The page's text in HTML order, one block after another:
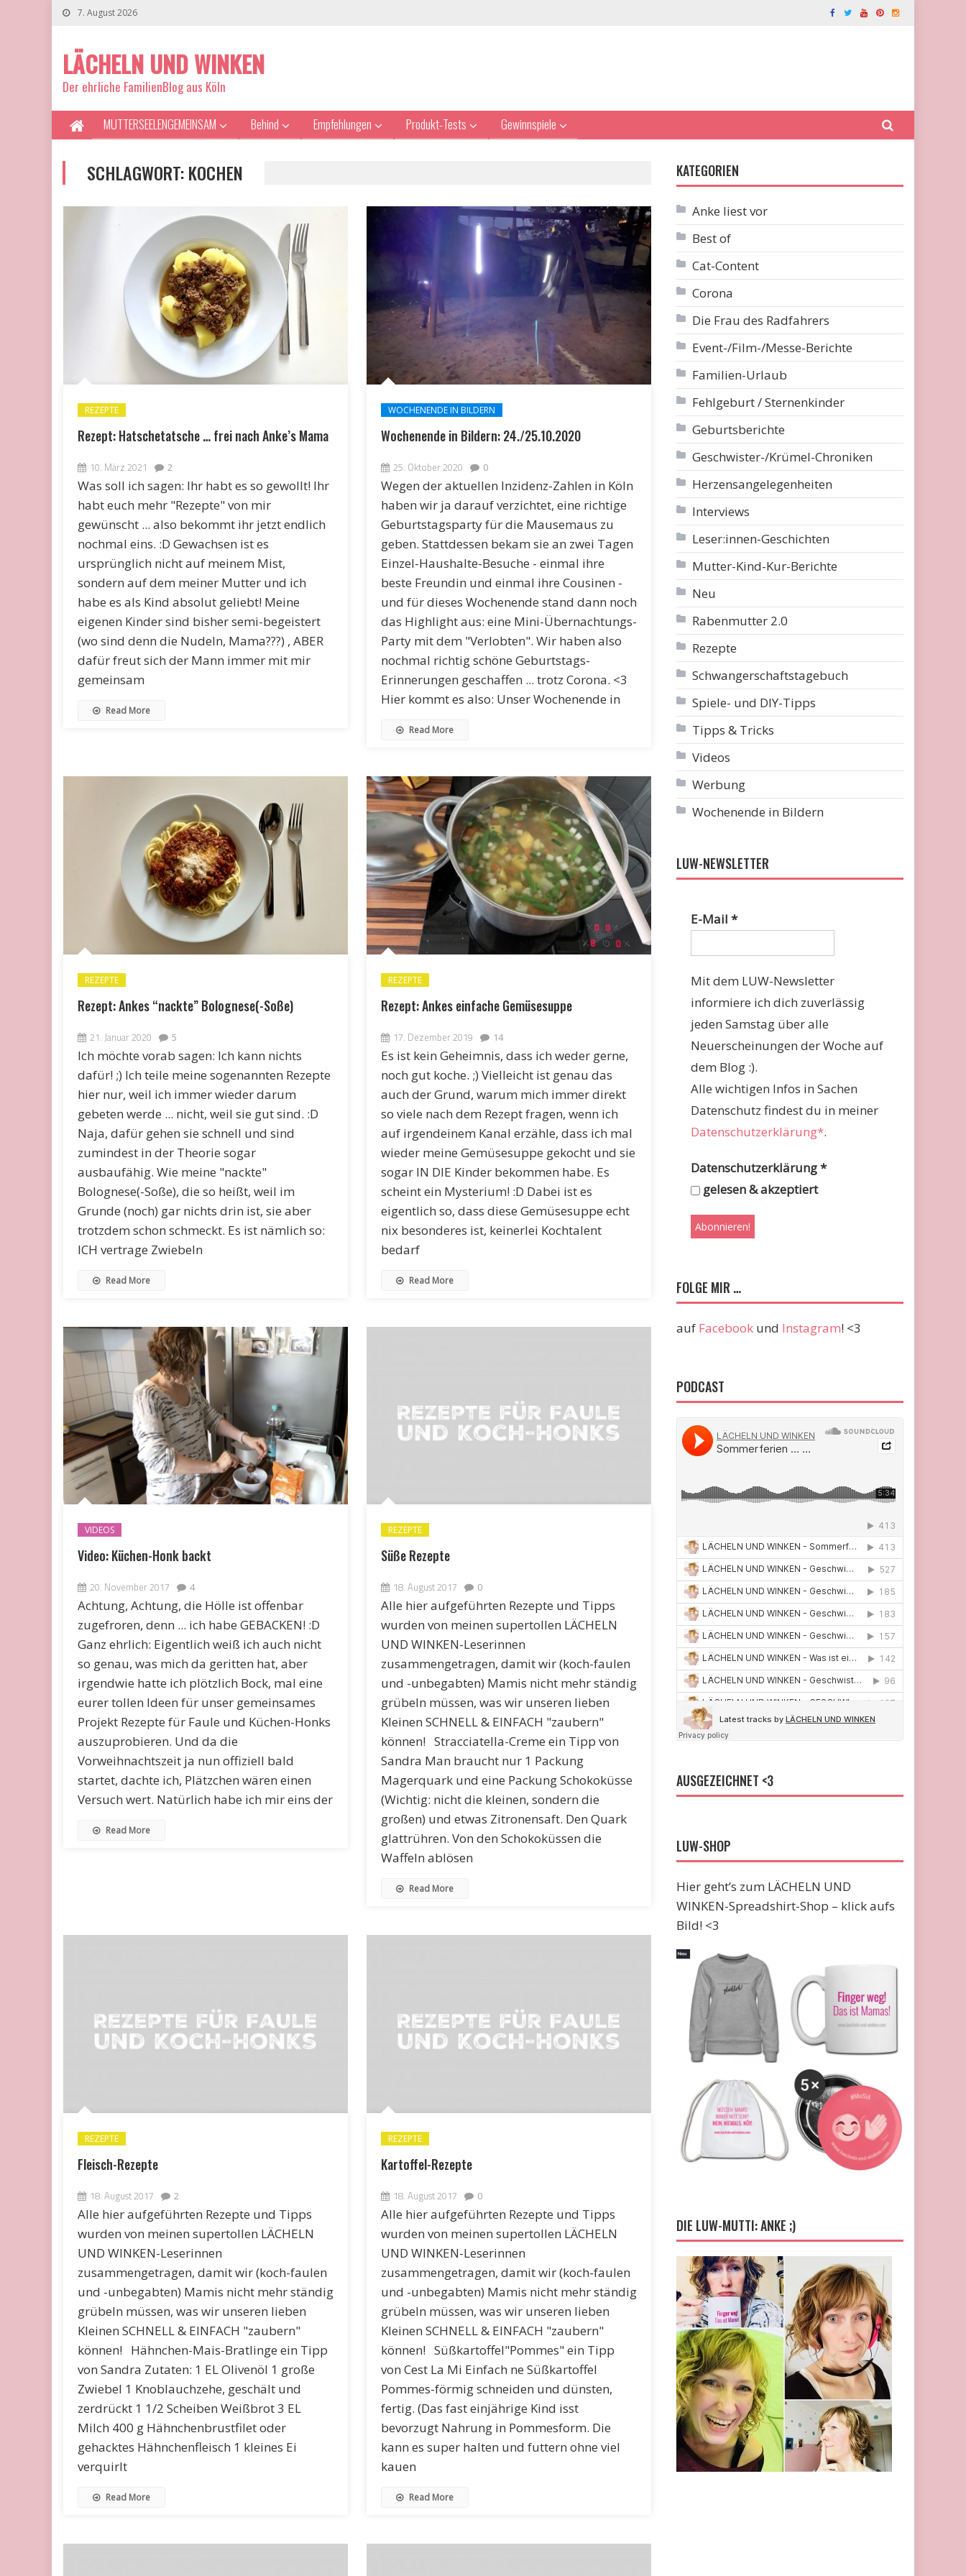
7. August 2026
LÄCHELN UND WINKEN
Der ehrliche FamilienBlog aus Köln
MUTTERSEELENGEMEINSAM Behind Empfehlungen Produkt-Tests Gewinnspiele
SCHLAGWORT:KOCHEN
REZEPTE
Rezept: Hatschetatsche … frei nach Anke’s Mama
10. März 2021 2
Was soll ich sagen: Ihr habt es so gewollt! Ihr
habt euch mehr "Rezepte" von mir
gewünscht ... also bekommt ihr jetzt endlich
nochmal eins. :D Gewachsen ist es
ursprünglich nicht auf meinem Mist,
sondern auf dem meiner Mutter und ich
habe es als Kind absolut geliebt! Meine
eigenen Kinder sind bisher semi-begeistert
(wo sind denn die Nudeln, Mama???) , ABER
dafür freut sich der Mann immer mit mir
gemeinsam
Read More
WOCHENENDE IN BILDERN
Wochenende in Bildern: 24./25.10.2020
25. Oktober 2020 0
Wegen der aktuellen Inzidenz-Zahlen in Köln
haben wir ja darauf verzichtet, eine richtige
Geburtstagsparty für die Mausemaus zu
geben. Stattdessen bekam sie an zwei Tagen
Einzel-Haushalte-Besuche - einmal ihre
beste Freundin und einmal ihre Cousinen -
und für dieses Wochenende stand dann noch
das Highlight aus: eine Mini-Übernachtungs-
Party mit dem "Verlobten". Wir haben also
nochmal richtig schöne Geburtstags-
Erinnerungen geschaffen ... trotz Corona. <3
Hier kommt es also: Unser Wochenende in
Read More
REZEPTE
Rezept: Ankes “nackte” Bolognese(-Soße)
21. Januar 2020 5
Ich möchte vorab sagen: Ich kann nichts
dafür! ;) Ich teile meine sogenannten Rezepte
hier nur, weil ich immer wieder darum
gebeten werde ... nicht, weil sie gut sind. :D
Naja, dafür gehen sie schnell und sind
zumindest in der Theorie sogar
ausbaufähig. Wie meine "nackte"
Bolognese(-Soße), die so heißt, weil im
Grunde (noch) gar nichts drin ist, sie aber
trotzdem schon schmeckt. Es ist nämlich so:
ICH vertrage Zwiebeln
Read More
REZEPTE
Rezept: Ankes einfache Gemüsesuppe
17. Dezember 2019 14
Es ist kein Geheimnis, dass ich weder gerne,
noch gut koche. ;) Vielleicht ist genau das
auch der Grund, warum mich immer direkt
so viele nach dem Rezept fragen, wenn ich
auf irgendeinem Kanal erzähle, dass ich mal
wieder meine Gemüsesuppe gekocht und sie
sogar IN DIE Kinder bekommen habe. Es
scheint ein Mysterium! :D Dabei ist es
eigentlich so, dass diese Gemüsesuppe echt
nix besonderes ist, keinerlei Kochtalent
bedarf
Read More
VIDEOS
Video: Küchen-Honk backt
20. November 2017 4
Achtung, Achtung, die Hölle ist offenbar
zugefroren, denn ... ich habe GEBACKEN! :D
Ganz ehrlich: Eigentlich weiß ich auch nicht
so genau, was mich da geritten hat, aber
irgendwie hatte ich plötzlich Bock, mal eine
eurer tollen Ideen für unser gemeinsames
Projekt Rezepte für Faule und Küchen-Honks
auszuprobieren. Und da die
Vorweihnachtszeit ja nun offiziell bald
startet, dachte ich, Plätzchen wären einen
Versuch wert. Natürlich habe ich mir eins der
Read More
REZEPTE
Süße Rezepte
18. August 2017 0
Alle hier aufgeführten Rezepte und Tipps
wurden von meinen supertollen LÄCHELN
UND WINKEN-Leserinnen
zusammengetragen, damit wir (koch-faulen
und -unbegabten) Mamis nicht mehr ständig
grübeln müssen, was wir unseren lieben
Kleinen SCHNELL & EINFACH "zaubern"
können! Stracciatella-Creme ein Tipp von
Sandra Man braucht nur 1 Packung
Magerquark und eine Packung Schokoküsse
(Wichtig: nicht die kleinen, sondern die
großen) und etwas Zitronensaft. Den Quark
glattrühren. Von den Schokoküssen die
Waffeln ablösen
Read More
REZEPTE
Fleisch-Rezepte
18. August 2017 2
Alle hier aufgeführten Rezepte und Tipps
wurden von meinen supertollen LÄCHELN
UND WINKEN-Leserinnen
zusammengetragen, damit wir (koch-faulen
und -unbegabten) Mamis nicht mehr ständig
grübeln müssen, was wir unseren lieben
Kleinen SCHNELL & EINFACH "zaubern"
können! Hähnchen-Mais-Bratlinge ein Tipp
von Sandra Zutaten: 1 EL Olivenöl 1 große
Zwiebel 1 Knoblauchzehe, geschält und
zerdrückt 1 1/2 Scheiben Weißbrot 3 EL
Milch 400 g Hähnchenbrustfilet oder
gehacktes Hähnchenfleisch 1 kleines Ei
verquirlt
Read More
REZEPTE
Kartoffel-Rezepte
18. August 2017 0
Alle hier aufgeführten Rezepte und Tipps
wurden von meinen supertollen LÄCHELN
UND WINKEN-Leserinnen
zusammengetragen, damit wir (koch-faulen
und -unbegabten) Mamis nicht mehr ständig
grübeln müssen, was wir unseren lieben
Kleinen SCHNELL & EINFACH "zaubern"
können! Süßkartoffel"Pommes" ein Tipp
von Cest La Mi Einfach ne Süßkartoffel
Pommes-förmig schneiden und dünsten,
fertig. (Das fast einjährige Kind isst
bevorzugt Nahrung in Pommesform. Die
kann es super halten und futtern ohne viel
kauen
Read More
KATEGORIEN
Anke liest vor
Best of
Cat-Content
Corona
Die Frau des Radfahrers
Event-/Film-/Messe-Berichte
Familien-Urlaub
Fehlgeburt / Sternenkinder
Geburtsberichte
Geschwister-/Krümel-Chroniken
Herzensangelegenheiten
Interviews
Leser:innen-Geschichten
Mutter-Kind-Kur-Berichte
Neu
Rabenmutter 2.0
Rezepte
Schwangerschaftstagebuch
Spiele- und DIY-Tipps
Tipps & Tricks
Videos
Werbung
Wochenende in Bildern
LUW-NEWSLETTER
E-Mail*
Mit dem LUW-Newsletter
informiere ich dich zuverlässig
jeden Samstag über alle
Neuerscheinungen der Woche auf
dem Blog :).
Alle wichtigen Infos in Sachen
Datenschutz findest du in meiner
Datenschutzerklärung*.
Datenschutzerklärung*
gelesen & akzeptiert
FOLGE MIR …
auf Facebook und Instagram! <3
PODCAST
AUSGEZEICHNET <3
LUW-SHOP
Hier geht’s zum LÄCHELN UND
WINKEN-Spreadshirt-Shop – klick aufs
Bild! <3
DIE LUW-MUTTI: ANKE ;)